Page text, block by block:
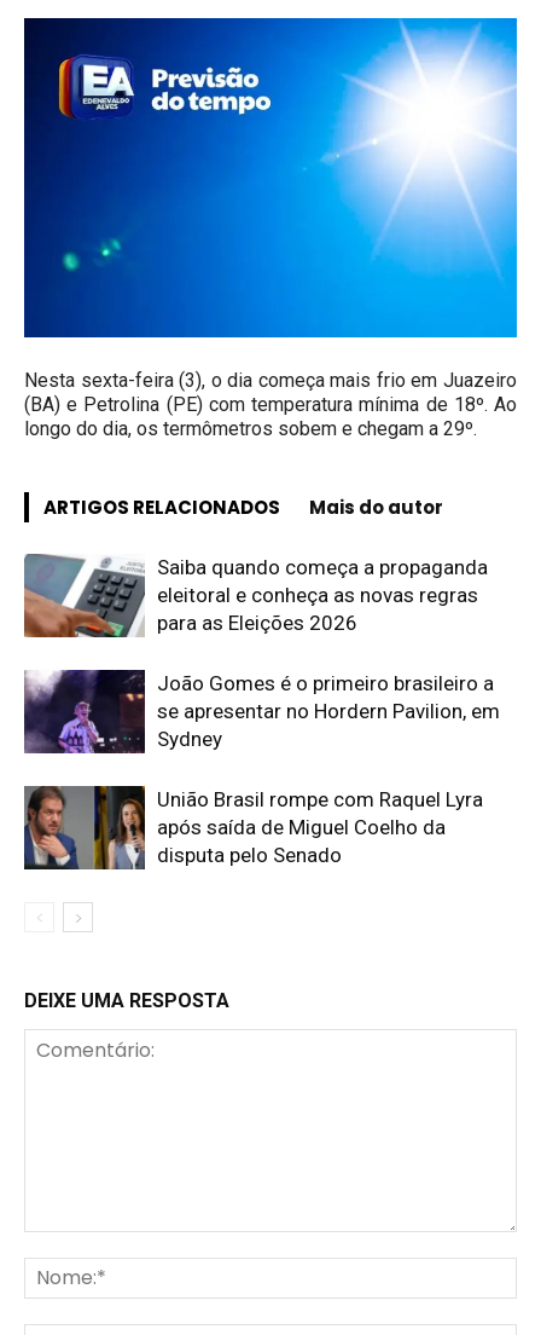
Nesta sexta-feira (3), o dia começa mais frio em Juazeiro
(BA) e Petrolina (PE) com temperatura mínima de 18º. Ao
longo do dia, os termômetros sobem e chegam a 29º.
ARTIGOS RELACIONADOS Mais do autor
Saiba quando começa a propaganda
eleitoral e conheça as novas regras
para as Eleições 2026
João Gomes é o primeiro brasileiro a
se apresentar no Hordern Pavilion, em
Sydney
União Brasil rompe com Raquel Lyra
após saída de Miguel Coelho da
disputa pelo Senado
DEIXE UMA RESPOSTA